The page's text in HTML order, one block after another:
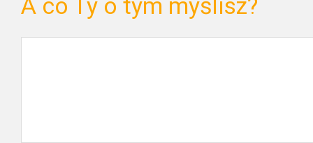
A co Ty o tym myślisz?